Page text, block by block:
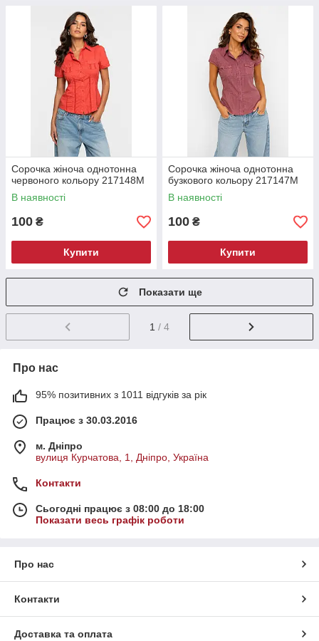
Сорочка жіноча однотонна
червоного кольору 217148M
В наявності
100 ₴
Купити
Сорочка жіноча однотонна
бузкового кольору 217147M
В наявності
100 ₴
Купити
Показати ще
1 / 4
Про нас
95% позитивних з 1011 відгуків за рік
Працює з 30.03.2016
м. Дніпро
вулиця Курчатова, 1, Дніпро, Україна
Контакти
Сьогодні працює з 08:00 до 18:00
Показати весь графік роботи
Про нас
Контакти
Доставка та оплата